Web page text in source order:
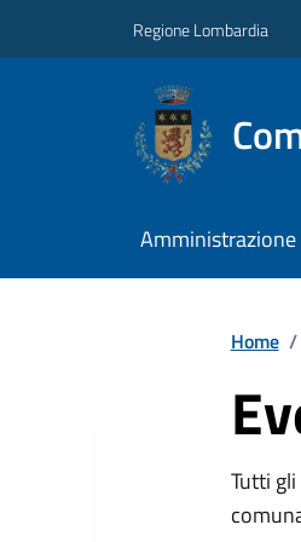
Regione Lombardia
Amministrazione
Home /
Tutti